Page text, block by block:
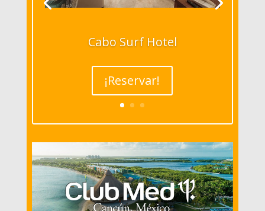
Cabo Surf Hotel
¡Reservar!